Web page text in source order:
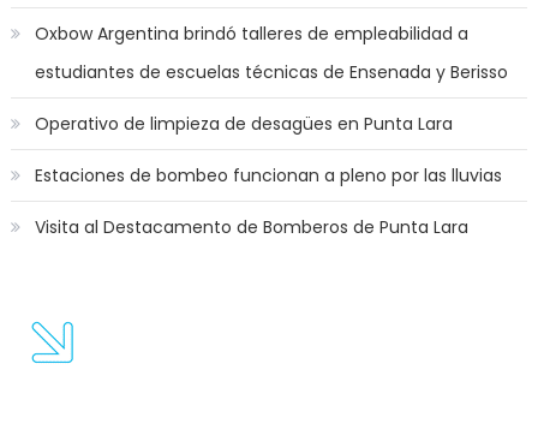
Oxbow Argentina brindó talleres de empleabilidad a
estudiantes de escuelas técnicas de Ensenada y Berisso
Operativo de limpieza de desagües en Punta Lara
Estaciones de bombeo funcionan a pleno por las lluvias
Visita al Destacamento de Bomberos de Punta Lara